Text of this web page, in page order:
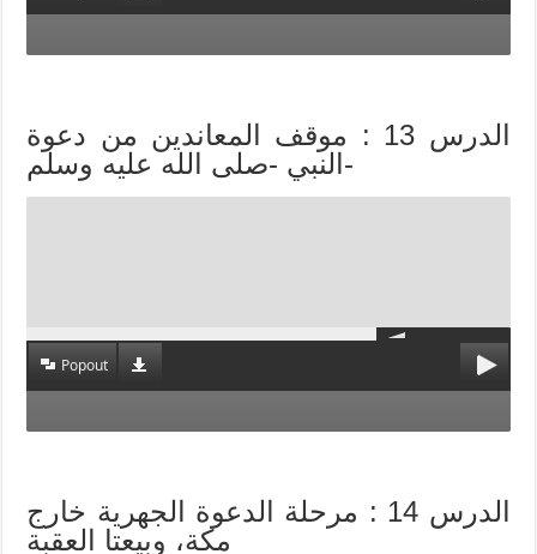
الدرس 13 : موقف المعاندين من دعوة
النبي -صلى الله عليه وسلم-
Popout
الدرس 14 : مرحلة الدعوة الجهرية خارج
مكة، وبيعتا العقبة